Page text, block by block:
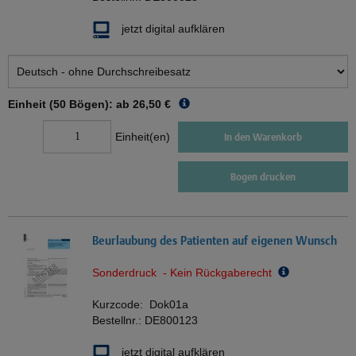
jetzt digital aufklären
Einheit (50 Bögen): ab 26,50 €
Einheit(en) In den Warenkorb
Bogen drucken
Beurlaubung des Patienten auf eigenen Wunsch
Sonderdruck - Kein Rückgaberecht
Kurzcode: Dok01a
Bestellnr.: DE800123
jetzt digital aufklären